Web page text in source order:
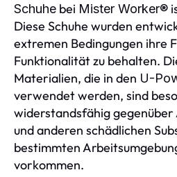
Schuhe bei Mister Worker®
Diese Schuhe wurden
extremen Bedingungen ihre
Funktionalität zu behalten.
Materialien, die in den U-
verwendet werden, sind
widerstandsfähig gegenüber
und anderen schädlichen
bestimmten
vorkommen.